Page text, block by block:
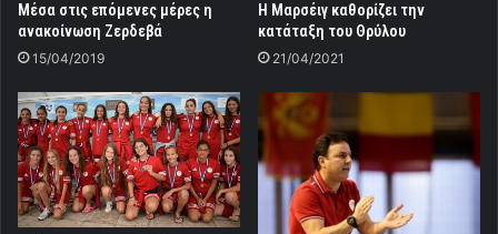
Μέσα στις επόμενες μέρες η
ανακοίνωση Ζερδεβά
15/04/2019
Η Μαρσέιγ καθορίζει την
κατάταξη του Θρύλου
21/04/2021